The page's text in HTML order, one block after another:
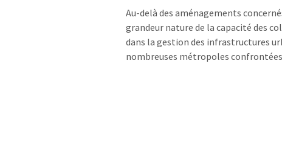
Au-delà des aménagements
grandeur nature de la capacité des
dans la gestion des infrastructures
nombreuses métropoles